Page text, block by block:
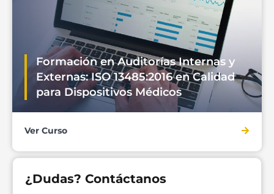
Formación en Auditorías Internas y
Externas: ISO 13485:2016 en Calidad
para Dispositivos Médicos
Ver Curso
¿Dudas? Contáctanos